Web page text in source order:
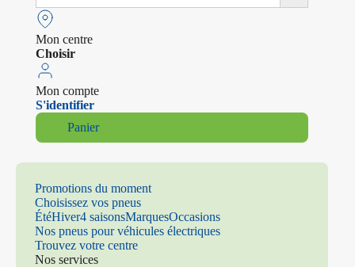
Mon centre
Choisir
Mon compte
S'identifier
Panier
Promotions du moment
Choisissez vos pneus
ÉtéHiver4 saisonsMarquesOccasions
Nos pneus pour véhicules électriques
Trouvez votre centre
Nos services